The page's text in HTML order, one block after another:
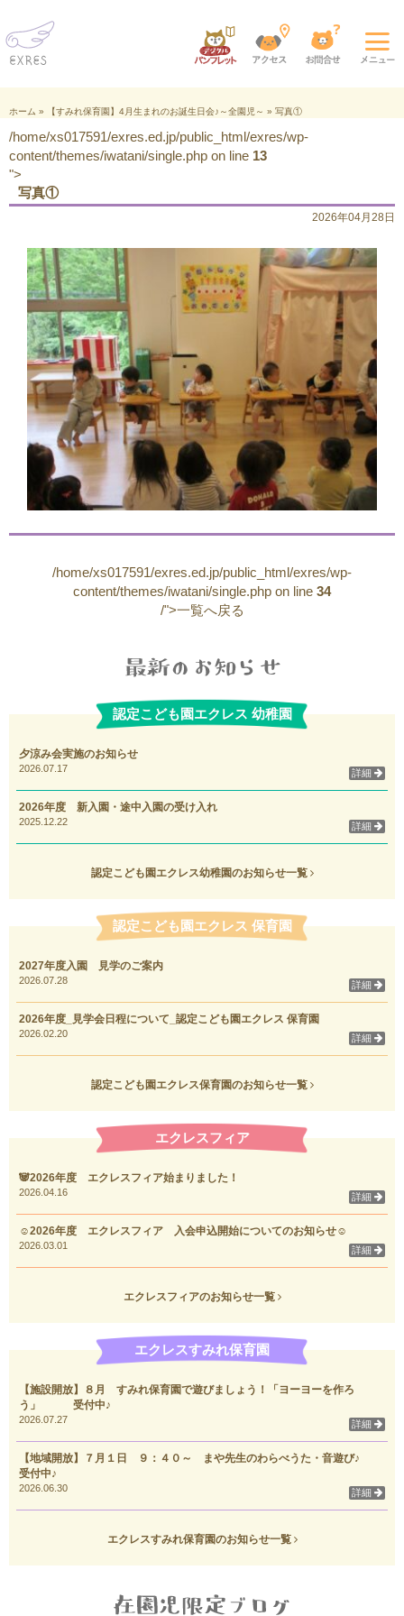
ホーム » 【すみれ保育園】4月生まれのお誕生日会♪～全園児～ » 写真①
/home/xs017591/exres.ed.jp/public_html/exres/wp-
content/themes/iwatani/single.php on line 13
">
写真①
2026年04月28日
/home/xs017591/exres.ed.jp/public_html/exres/wp-
content/themes/iwatani/single.php on line 34
/">一覧へ戻る
認定こども園エクレス 幼稚園
夕涼み会実施のお知らせ
2026.07.17 詳細
2026年度 新入園・途中入園の受け入れ
2025.12.22 詳細
認定こども園エクレス幼稚園のお知らせ一覧
認定こども園エクレス 保育園
2027年度入園 見学のご案内
2026.07.28 詳細
2026年度_見学会日程について_認定こども園エクレス 保育園
2026.02.20 詳細
認定こども園エクレス保育園のお知らせ一覧
エクレスフィア
🐼2026年度 エクレスフィア始まりました！
2026.04.16 詳細
☺2026年度 エクレスフィア 入会申込開始についてのお知らせ☺
2026.03.01 詳細
エクレスフィアのお知らせ一覧
エクレスすみれ保育園
【施設開放】８月 すみれ保育園で遊びましょう！「ヨーヨーを作ろ
う」 受付中♪
2026.07.27 詳細
【地域開放】７月１日 ９：４０～ まや先生のわらべうた・音遊び♪
受付中♪
2026.06.30 詳細
エクレスすみれ保育園のお知らせ一覧